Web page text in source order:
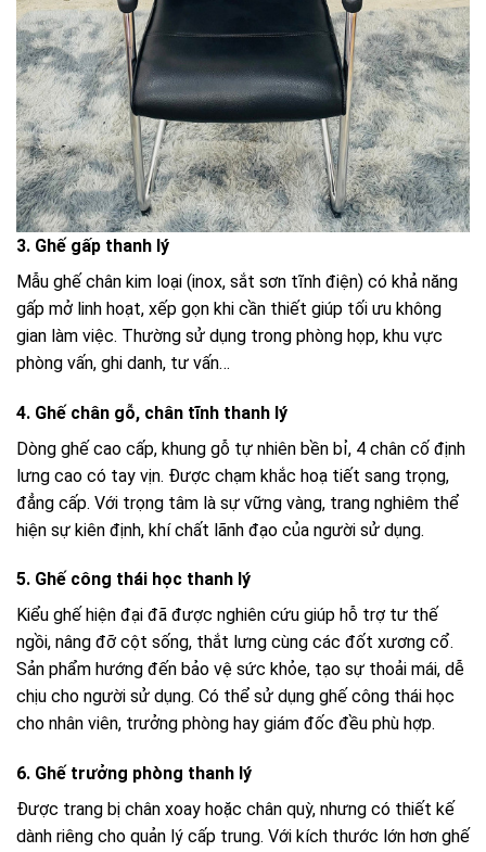
3. Ghế gấp thanh lý
Mẫu ghế chân kim loại (inox, sắt sơn tĩnh điện) có khả năng
gấp mở linh hoạt, xếp gọn khi cần thiết giúp tối ưu không
gian làm việc. Thường sử dụng trong phòng họp, khu vực
phòng vấn, ghi danh, tư vấn…
4. Ghế chân gỗ, chân tĩnh thanh lý
Dòng ghế cao cấp, khung gỗ tự nhiên bền bỉ, 4 chân cố định
lưng cao có tay vịn. Được chạm khắc hoạ tiết sang trọng,
đẳng cấp. Với trọng tâm là sự vững vàng, trang nghiêm thể
hiện sự kiên định, khí chất lãnh đạo của người sử dụng.
5. Ghế công thái học thanh lý
Kiểu ghế hiện đại đã được nghiên cứu giúp hỗ trợ tư thế
ngồi, nâng đỡ cột sống, thắt lưng cùng các đốt xương cổ.
Sản phẩm hướng đến bảo vệ sức khỏe, tạo sự thoải mái, dễ
chịu cho người sử dụng. Có thể sử dụng ghế công thái học
cho nhân viên, trưởng phòng hay giám đốc đều phù hợp.
6. Ghế trưởng phòng thanh lý
Được trang bị chân xoay hoặc chân quỳ, nhưng có thiết kế
dành riêng cho quản lý cấp trung. Với kích thước lớn hơn ghế